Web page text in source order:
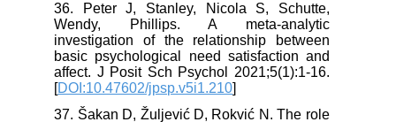
36. Peter J, Stanley, Nicola S, Schutte,
Wendy, Phillips. A meta-analytic
investigation of the relationship between
basic psychological need satisfaction and
affect. J Posit Sch Psychol 2021;5(1):1-16.
[DOI:10.47602/jpsp.v5i1.210
37. Šakan D, Žuljević D, Rokvić N. The role